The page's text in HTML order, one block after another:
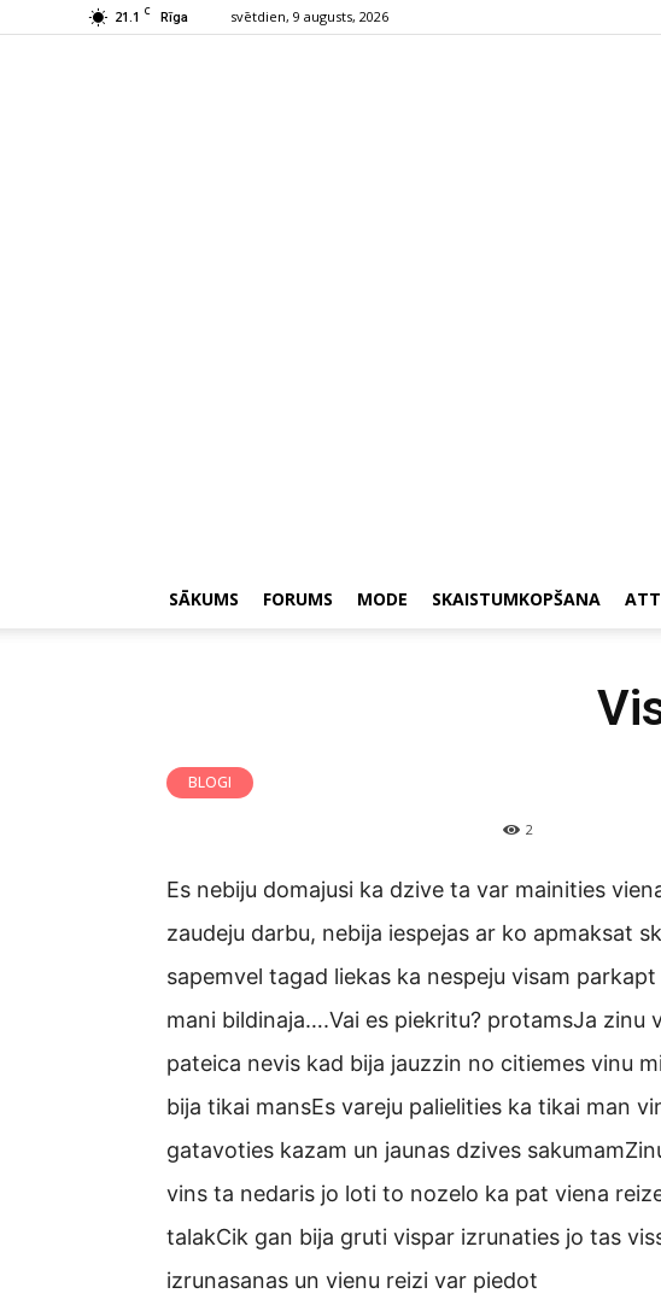
21.1 C Rīga svētdien, 9 augusts, 2026
SĀKUMS FORUMS MODE SKAISTUMKOPŠANA
BLOGI
2
Es nebiju domajusi ka dzive ta var mainities
zaudeju darbu, nebija iespejas ar ko apmaksat
sapemvel tagad liekas ka nespeju visam
mani bildinaja….Vai es piekritu? protamsJa zinu
pateica nevis kad bija jauzzin no citiemes vinu
bija tikai mansEs vareju palielities ka tikai man
gatavoties kazam un jaunas dzives
vins ta nedaris jo loti to nozelo ka pat viena
talakCik gan bija gruti vispar izrunaties jo tas
izrunasanas un vienu reizi var piedot